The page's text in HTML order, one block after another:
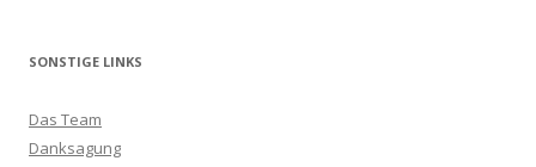
SONSTIGE LINKS
Das Team
Danksagung